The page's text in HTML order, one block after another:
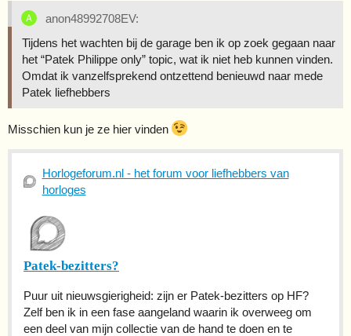
anon48992708EV:
Tijdens het wachten bij de garage ben ik op zoek gegaan naar
het “Patek Philippe only” topic, wat ik niet heb kunnen vinden.
Omdat ik vanzelfsprekend ontzettend benieuwd naar mede
Patek liefhebbers
Misschien kun je ze hier vinden
Horlogeforum.nl - het forum voor liefhebbers van
horloges
Patek-bezitters?
Puur uit nieuwsgierigheid: zijn er Patek-bezitters op HF?
Zelf ben ik in een fase aangeland waarin ik overweeg om
een deel van mijn collectie van de hand te doen en te